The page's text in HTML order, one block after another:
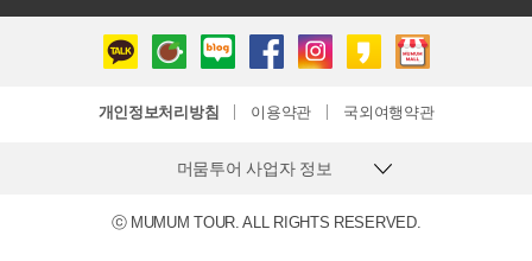
개인정보처리방침 이용약관 국외여행약관
머뭄투어 사업자 정보
ⓒ MUMUM TOUR. ALL RIGHTS RESERVED.